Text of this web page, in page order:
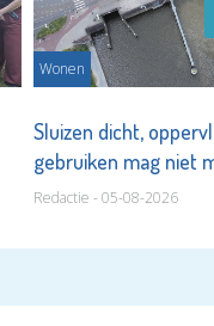
Wonen
Sluizen dicht,
gebruiken mag niet
Redactie - 05-08-2026